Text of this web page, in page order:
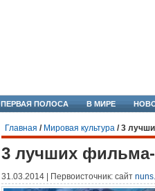
ПЕРВАЯ ПОЛОСА В МИРЕ
Главная / Мировая культура /3
3 лучших
31.03.2014 | Первоисточник: сайт